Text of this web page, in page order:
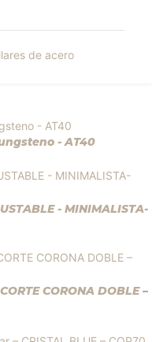
de acero
- AT40
- MINIMALISTA-
CORONA DOBLE –